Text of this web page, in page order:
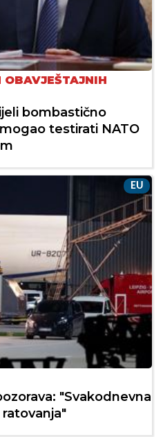
OBAVJEŠTAJNIH
bombastično
testirati NATO
EU
"Svakodnevna